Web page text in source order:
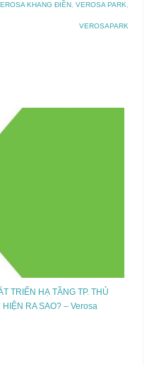
KHANG ĐIỀN VEROSA PARK
VEROSAPARK
TRIỂN HẠ TẦNG TP. THỦ
RA SAO? – Verosa